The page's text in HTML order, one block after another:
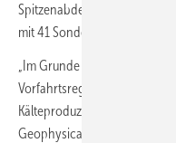
Spitzenabdeckung.
mit 41 Sonden, à 100 m
„Im Grunde genommen geht
Vorfahrtsregeln für die
Kälteproduzenten zu
Geophysica Beratungsstelle,